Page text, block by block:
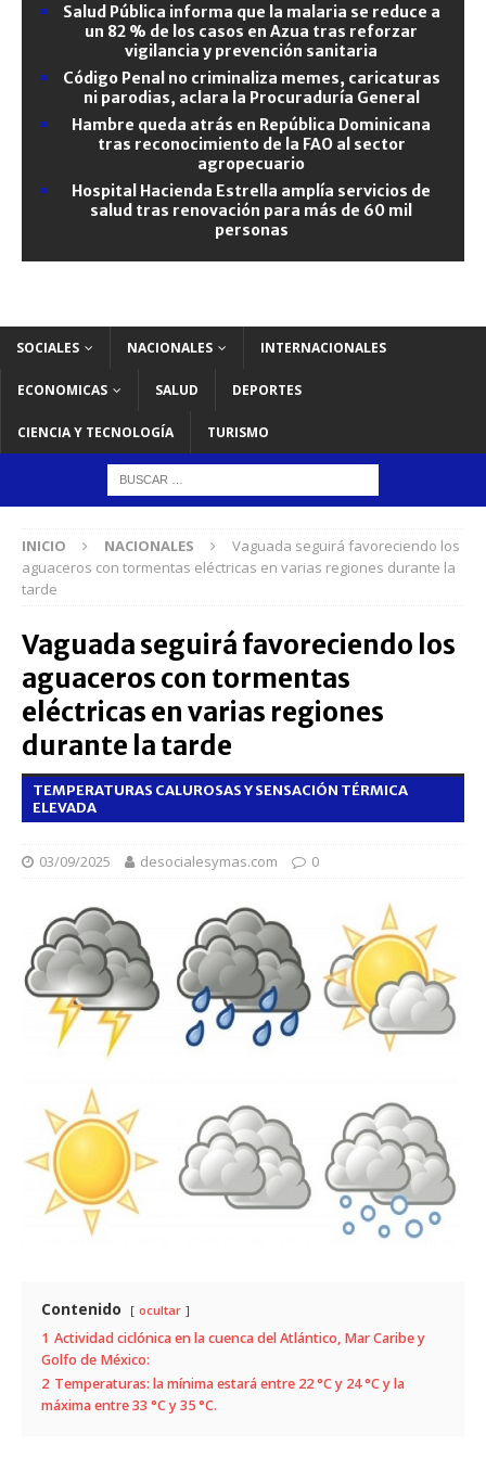
Salud Pública informa que la malaria se reduce a
un 82 % de los casos en Azua tras reforzar
vigilancia y prevención sanitaria
Código Penal no criminaliza memes, caricaturas
ni parodias, aclara la Procuraduría General
Hambre queda atrás en República Dominicana
tras reconocimiento de la FAO al sector
agropecuario
Hospital Hacienda Estrella amplía servicios de
salud tras renovación para más de 60 mil
personas
SOCIALES NACIONALES INTERNACIONALES
ECONOMICAS SALUD DEPORTES
CIENCIA Y TECNOLOGÍA TURISMO
INICIO NACIONALES
Vaguada seguirá favoreciendo los
aguaceros con tormentas eléctricas en varias regiones durante la
tarde
Vaguada seguirá favoreciendo los
aguaceros con tormentas
eléctricas en varias regiones
durante la tarde
TEMPERATURAS CALUROSAS Y SENSACIÓN TÉRMICA
ELEVADA
03/09/2025 desocialesymas.com 0
Contenido ocultar
1 Actividad ciclónica en la cuenca del Atlántico, Mar Caribe y
Golfo de México:
2 Temperaturas: la mínima estará entre 22 °C y 24 °C y la
máxima entre 33 °C y 35 °C.